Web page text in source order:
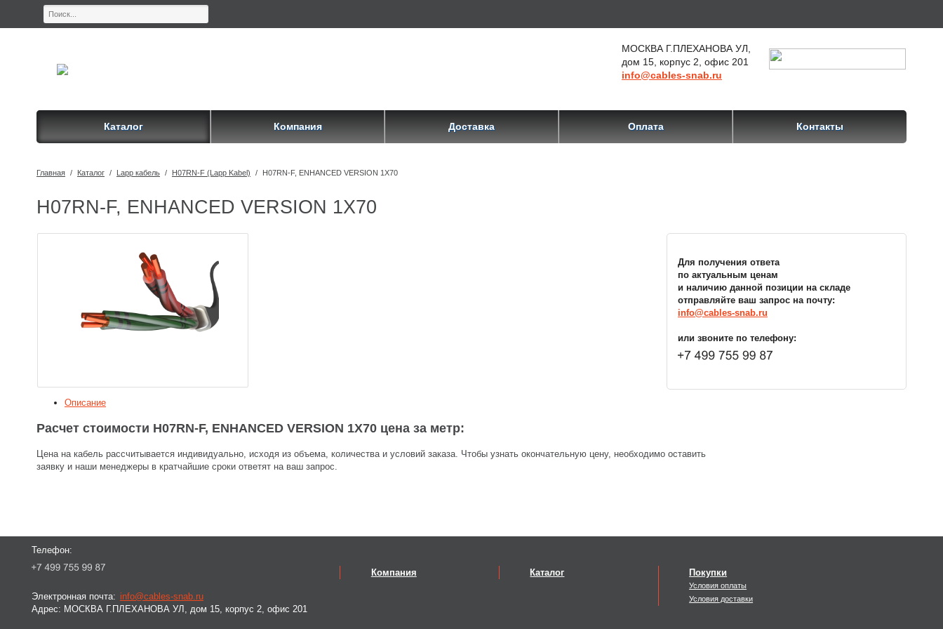
МОСКВА Г.ПЛЕХАНОВА УЛ,
дом 15, корпус 2, офис 201
info@cables-snab.ru
Каталог Компания Доставка Оплата Контакты
Главная / Каталог / Lapp кабель / H07RN-F (Lapp Kabel) / H07RN-F, ENHANCED VERSION 1X70
H07RN-F, ENHANCED VERSION 1X70
Для получения ответа
по актуальным ценам
и наличию данной позиции на складе
отправляйте ваш запрос на почту:
info@cables-snab.ru
или звоните по телефону:
Описание
Расчет стоимости H07RN-F, ENHANCED VERSION 1X70 цена за метр:
Цена на кабель рассчитывается индивидуально, исходя из объема, количества и условий заказа. Чтобы узнать окончательную цену, необходимо оставить
заявку и наши менеджеры в кратчайшие сроки ответят на ваш запрос.
Телефон:
Электронная почта: info@cables-snab.ru
Адрес: МОСКВА Г.ПЛЕХАНОВА УЛ, дом 15, корпус 2, офис 201
Компания Каталог Покупки
Условия оплаты
Условия доставки